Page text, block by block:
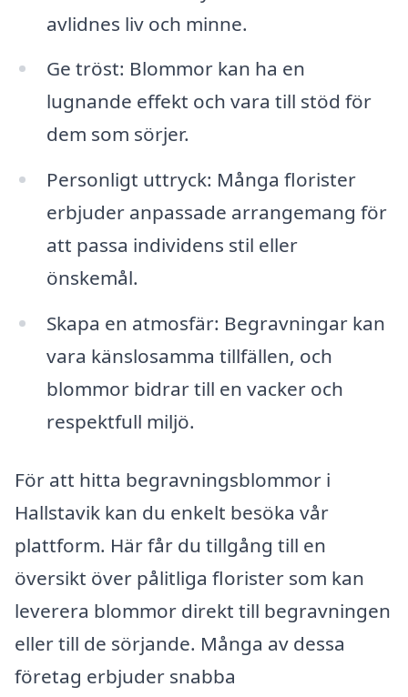
avlidnes liv och minne.
Ge tröst: Blommor kan ha en
lugnande effekt och vara till stöd för
dem som sörjer.
Personligt uttryck: Många florister
erbjuder anpassade arrangemang för
att passa individens stil eller
önskemål.
Skapa en atmosfär: Begravningar kan
vara känslosamma tillfällen, och
blommor bidrar till en vacker och
respektfull miljö.
För att hitta begravningsblommor i
Hallstavik kan du enkelt besöka vår
plattform. Här får du tillgång till en
översikt över pålitliga florister som kan
leverera blommor direkt till begravningen
eller till de sörjande. Många av dessa
företag erbjuder snabba